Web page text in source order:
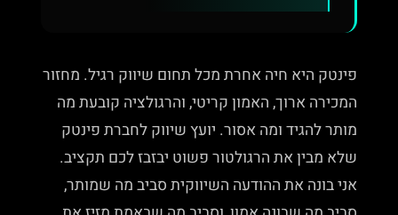
פינטק היא חיה אחרת מכל תחום שיווק רגיל. מחזור
המכירה ארוך, האמון קריטי, והרגולציה קובעת מה
מותר להגיד ומה אסור. יועץ שיווק לחברת פינטק
שלא מבין את הרגולטור פשוט יבזבז לכם תקציב.
אני בונה את ההודעה השיווקית סביב מה שמותר,